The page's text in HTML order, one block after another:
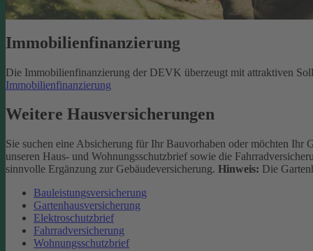
Immobilienfinanzierung
Die Immobilienfinanzierung der DEVK überzeugt mit attraktiven
Immobilienfinanzierung
Weitere Hausversicherungen
Sie suchen eine Absicherung für Ihr Bauvorhaben oder möchten Ihr
unseren Haus- und Wohnungsschutzbrief sowie die
sinnvolle Ergänzung zur Gebäudeversicherung. Hinweis: Die
Bauleistungsversicherung
Gartenhausversicherung
Elektroschutzbrief
Fahrradversicherung
Wohnungsschutzbrief